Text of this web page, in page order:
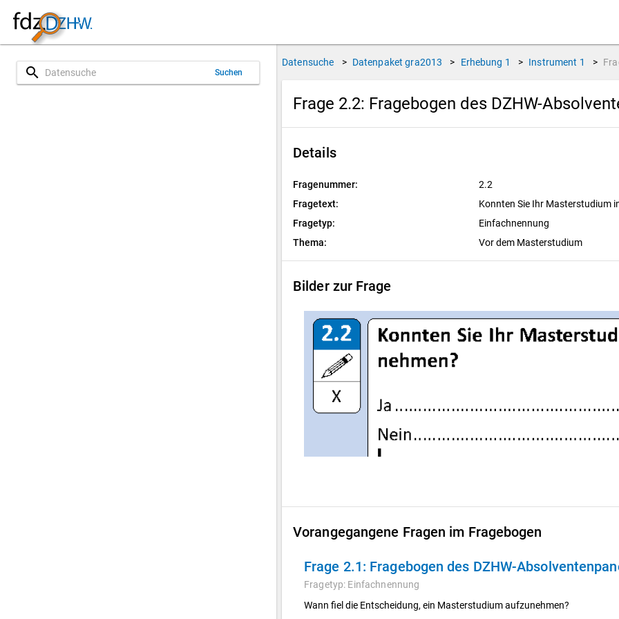
search Suchen
Datensuche > Datenpaket gra2013 > Erhebung 1 > Instrument 1 >
Frage 2.2: Fragebogen des DZHW-
Details
Fragenummer:
2.2
Fragetext:
Konnten Sie Ihr Masterstudium
Fragetyp:
Einfachnennung
Thema:
Vor dem Masterstudium
Bilder zur Frage
Vorangegangene Fragen im Fragebogen
Frage 2.1: Fragebogen des DZHW-
Fragetyp: Einfachnennung
Wann fiel die Entscheidung, ein Masterstudium aufzunehmen?